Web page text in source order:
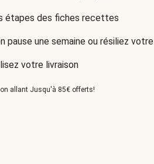
étapes des fiches recettes
pause une semaine ou résiliez
votre livraison
allant Jusqu'à 85€ offerts!